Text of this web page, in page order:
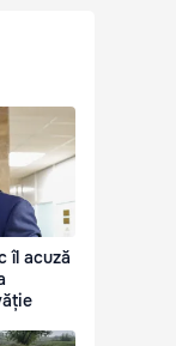
îl acuză